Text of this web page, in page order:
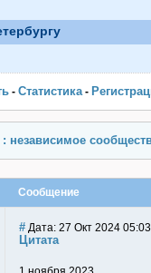
- Статистика-
независимое
Сообщение
# Дата: 27 Окт 2024 05:03
Цитата